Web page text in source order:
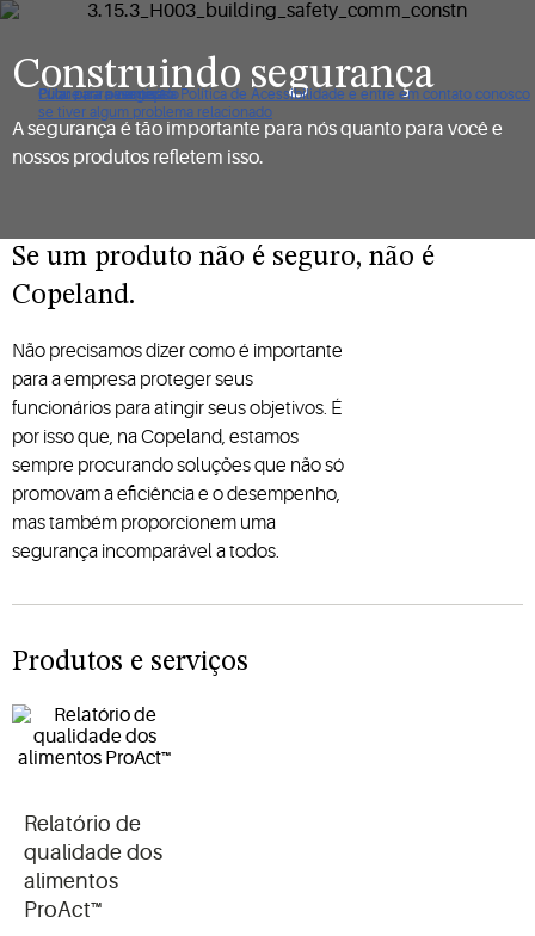
Clique para ver nossa Política de Acessibilidade e entre em contato conosco
se tiver algum problema relacionado
Pular para navegação
Pular para o conteúdo
Pular para pesquisa
Construindo segurança
A segurança é tão importante para nós quanto para você e
nossos produtos refletem isso.
Se um produto não é seguro, não é
Copeland.
Não precisamos dizer como é importante
para a empresa proteger seus
funcionários para atingir seus objetivos. É
por isso que, na Copeland, estamos
sempre procurando soluções que não só
promovam a eficiência e o desempenho,
mas também proporcionem uma
segurança incomparável a todos.
Produtos e serviços
Relatório de
qualidade dos
alimentos
ProAct™